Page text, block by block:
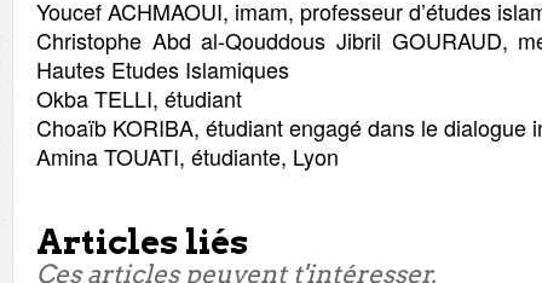
Youcef ACHMAOUI, imam, professeur d’études
Christophe Abd al-Qouddous Jibril GOURAUD,
Hautes Etudes Islamiques
Okba TELLI, étudiant
Choaïb KORIBA, étudiant engagé dans le dialogue
Amina TOUATI, étudiante, Lyon
Articles liés
Ces articles peuvent t'intéresser.